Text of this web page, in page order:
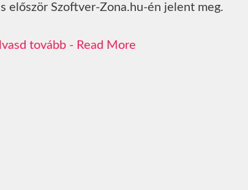
először Szoftver-Zona.hu-én jelent meg.
Read More